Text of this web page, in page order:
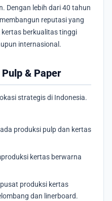
Dengan lebih dari 40 tahun
reputasi yang
berkualitas tinggi
internasional.
& Paper
strategis di Indonesia.
produksi pulp dan kertas
kertas berwarna
produksi kertas
dan linerboard.